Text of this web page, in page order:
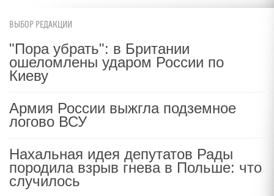
ВЫБОР РЕДАКЦИИ
"Пора убрать": в Британии
ошеломлены ударом России по
Киеву
Армия России выжгла подземное
логово ВСУ
Нахальная идея депутатов Рады
породила взрыв гнева в Польше: что
случилось